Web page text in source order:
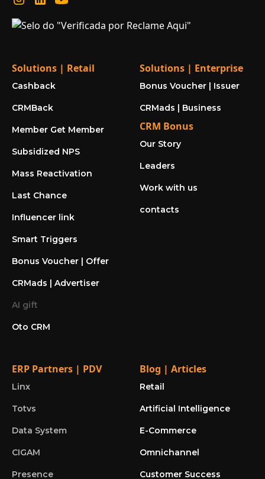
Solutions | Retail
Cashback
CRMBack
Member Get Member
Subsidized NPS
Mass Reactivation
Last Chance
Influencer link
Smart Triggers
Bonus Voucher | Offer
CRMads | Advertiser
AI gift
Oto CRM
Solutions | Enterprise
Bonus Voucher | Issuer
CRMads | Business
CRM Bonus
Our Story
Leaders
Work with us
contacts
ERP Partners | PDV
Linx
Totvs
Data System
CIGAM
Presence
Blog | Articles
Retail
Artificial Intelligence
E-Commerce
Omnichannel
Customer Success